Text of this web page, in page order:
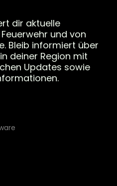
dir aktuelle
und von
Bleib informiert über
deiner Region mit
Updates sowie